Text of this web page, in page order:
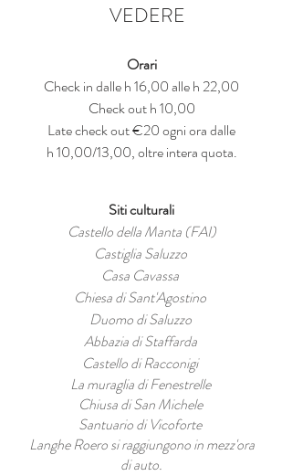
VEDERE
Orari
Check in dalle h 16,00 alle h 22,00
Check out h 10,00
Late check out €20 ogni ora dalle
h 10,00/13,00, oltre intera quota.
Siti culturali
Castello della Manta (FAI)
Castiglia Saluzzo
Casa Cavassa
Chiesa di Sant'Agostino
Duomo di Saluzzo
Abbazia di Staffarda
Castello di Racconigi
La muraglia di Fenestrelle
Chiusa di San Michele
Santuario di Vicoforte
Langhe Roero si raggiungono in mezz'ora
di auto.